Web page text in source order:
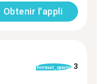
Obtenir l'appli
format_quote 3